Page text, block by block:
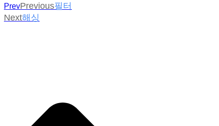
PrevPrevious필터
Next해싱